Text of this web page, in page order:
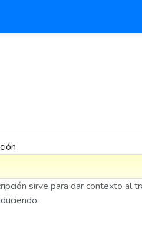
sirve para dar contexto al